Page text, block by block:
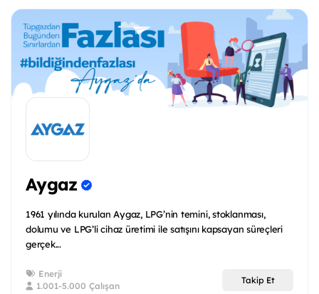
Aygaz
1961 yılında kurulan Aygaz, LPG’nin temini, stoklanması,
dolumu ve LPG’li cihaz üretimi ile satışını kapsayan süreçleri
gerçek...
Enerji
1.001-5.000 Çalışan
Takip Et